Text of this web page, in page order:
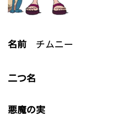
名前 チムニー
二つ名
悪魔の実